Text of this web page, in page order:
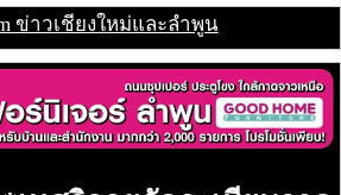
ข่าวเชียงใหม่และลำพูน